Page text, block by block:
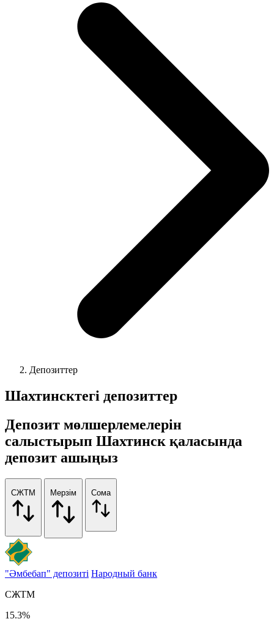
Депозиттер
Шахтинсктегі депозиттер
Депозит мөлшерлемелерін
салыстырып Шахтинск қаласында
депозит ашыңыз
СЖТМ Мерзім Сома
"Әмбебап" депозиті Народный банк
СЖТМ
15.3%